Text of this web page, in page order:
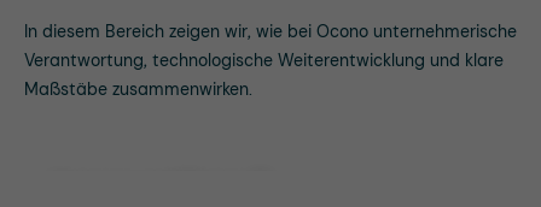
In diesem Bereich zeigen wir, wie bei Ocono unternehmerische
Verantwortung, technologische Weiterentwicklung und klare
Maßstäbe zusammenwirken.